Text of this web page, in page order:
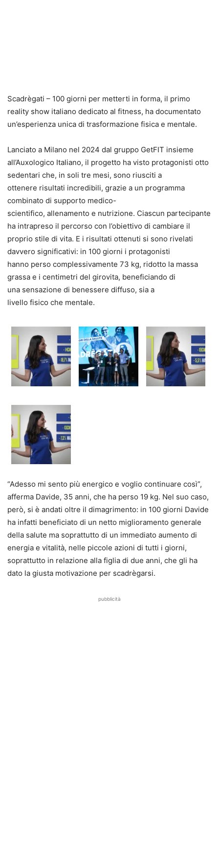
Scadrègati – 100 giorni per metterti in forma, il primo
reality show italiano dedicato al fitness, ha documentato
un’esperienza unica di trasformazione fisica e mentale.
Lanciato a Milano nel 2024 dal gruppo GetFIT insieme
all’Auxologico Italiano, il progetto ha visto protagonisti otto
sedentari che, in soli tre mesi, sono riusciti a
ottenere risultati incredibili, grazie a un programma
combinato di supporto medico-
scientifico, allenamento e nutrizione. Ciascun partecipante
ha intrapreso il percorso con l’obiettivo di cambiare il
proprio stile di vita. E i risultati ottenuti si sono rivelati
davvero significativi: in 100 giorni i protagonisti
hanno perso complessivamente 73 kg, ridotto la massa
grassa e i centimetri del girovita, beneficiando di
una sensazione di benessere diffuso, sia a
livello fisico che mentale.
“Adesso mi sento più energico e voglio continuare così”,
afferma Davide, 35 anni, che ha perso 19 kg. Nel suo caso,
però, si è andati oltre il dimagrimento: in 100 giorni Davide
ha infatti beneficiato di un netto miglioramento generale
della salute ma soprattutto di un immediato aumento di
energia e vitalità, nelle piccole azioni di tutti i giorni,
soprattutto in relazione alla figlia di due anni, che gli ha
dato la giusta motivazione per scadrègarsi.
pubblicità